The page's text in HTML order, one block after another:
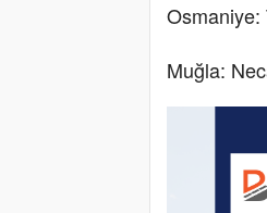
Osmaniye:
Muğla: